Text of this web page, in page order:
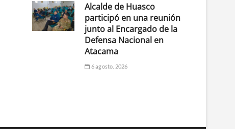
Alcalde de Huasco
participó en una reunión
junto al Encargado de la
Defensa Nacional en
Atacama
6 agosto, 2026